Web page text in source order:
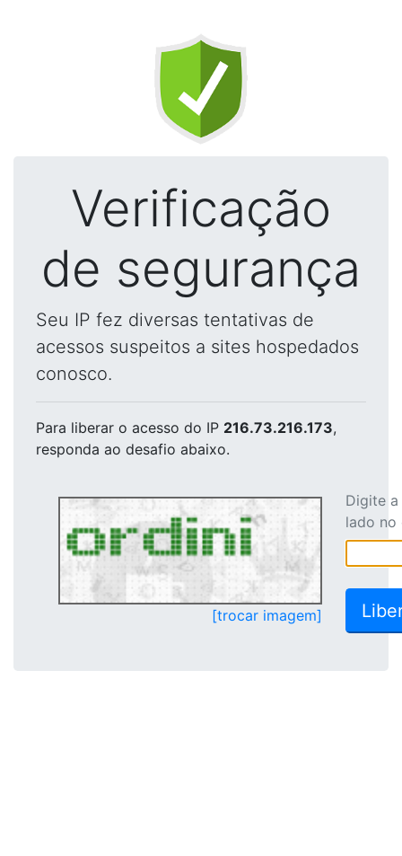
Verificação
de segurança
Seu IP fez diversas tentativas de
acessos suspeitos a sites hospedados
conosco.
Para liberar o acesso do IP 216.73.216.173,
responda ao desafio abaixo.
[trocar imagem]
Digite
lado no